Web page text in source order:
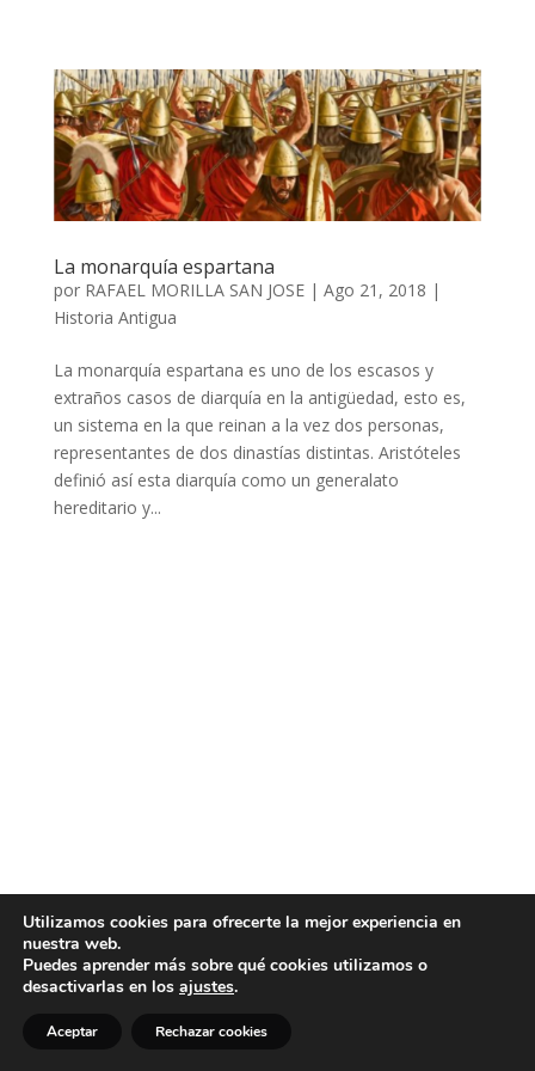
La monarquía espartana
por RAFAEL MORILLA SAN JOSE| Ago 21, 2018 |
Historia Antigua
La monarquía espartana es uno de los escasos y
extraños casos de diarquía en la antigüedad, esto es,
un sistema en la que reinan a la vez dos personas,
representantes de dos dinastías distintas. Aristóteles
definió así esta diarquía como un generalato
hereditario y...
Utilizamos cookies para ofrecerte la mejor experiencia en
nuestra web.
Puedes aprender más sobre qué cookies utilizamos o
desactivarlas en los ajustes.
Aceptar Rechazar cookies